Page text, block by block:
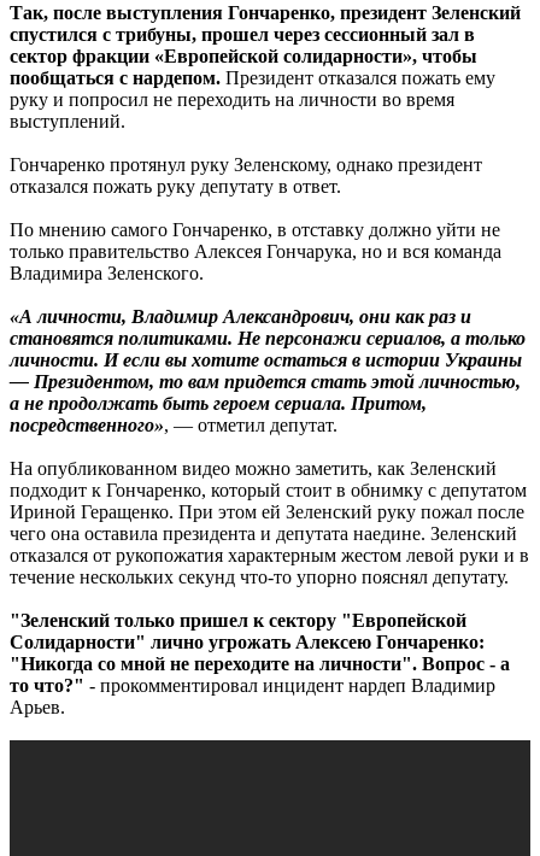
Так, после выступления Гончаренко, президент Зеленский
спустился с трибуны, прошел через сессионный зал в
сектор фракции «Европейской солидарности», чтобы
пообщаться с нардепом. Президент отказался пожать ему
руку и попросил не переходить на личности во время
выступлений.
Гончаренко протянул руку Зеленскому, однако президент
отказался пожать руку депутату в ответ.
По мнению самого Гончаренко, в отставку должно уйти не
только правительство Алексея Гончарука, но и вся команда
Владимира Зеленского.
«А личности, Владимир Александрович, они как раз и
становятся политиками. Не персонажи сериалов, а только
личности. И если вы хотите остаться в истории Украины
— Президентом, то вам придется стать этой личностью,
а не продолжать быть героем сериала. Притом,
посредственного», — отметил депутат.
На опубликованном видео можно заметить, как Зеленский
подходит к Гончаренко, который стоит в обнимку с депутатом
Ириной Геращенко. При этом ей Зеленский руку пожал после
чего она оставила президента и депутата наедине. Зеленский
отказался от рукопожатия характерным жестом левой руки и в
течение нескольких секунд что-то упорно пояснял депутату.
"Зеленский только пришел к сектору "Европейской
Солидарности" лично угрожать Алексею Гончаренко:
"Никогда со мной не переходите на личности". Вопрос - а
то что?" - прокомментировал инцидент нардеп Владимир
Арьев.